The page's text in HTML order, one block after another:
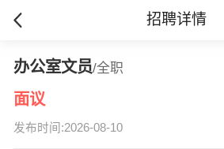
招聘详情
办公室文员/全职
面议
发布时间:2026-08-10